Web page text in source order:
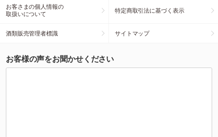
お客さまの個人情報の
取扱いについて
特定商取引法に基づく表示
酒類販売管理者標識 サイトマップ
お客様の声をお聞かせください